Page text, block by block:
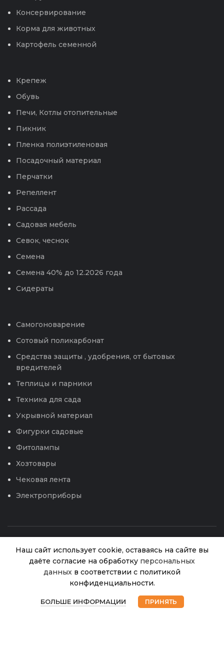
Консервирование
Корма для животных
Картофель семенной
Крепеж
Обувь
Печи, Котлы отопительные
Пикник
Пленка полиэтиленовая
Посадочный материал
Перчатки
Репеллент
Рассада
Садовая мебель
Севок, чеснок
Семена
Семена 40% до 12.2026 года
Сидераты
Самогоноварение
Сотовый поликарбонат
Средства защиты , удобрения, от бытовых
вредителей
Теплицы и парники
Техника для сада
Укрывной материал
Фигурки садовые
Фитолампы
Хозтовары
Чековая лента
Электроприборы
Интернет магазин Успех. ИП Хрипунов Сергей
Александрович
Наш сайт использует cookie, оставаясь на сайте вы
даёте согласие на обработку персональных
данных в соответствии с политикой
конфиденциальности.
БОЛЬШЕ ИНФОРМАЦИИ ПРИНЯТЬ
Нард
Шалфей
вкладкой320.00₽
наличии
Магазин Избранное Корзина Мой аккаунт